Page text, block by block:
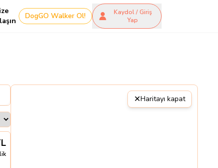
DogGO Walker Ol!
Kaydol / Giriş
Yap
✕Haritayı kapat